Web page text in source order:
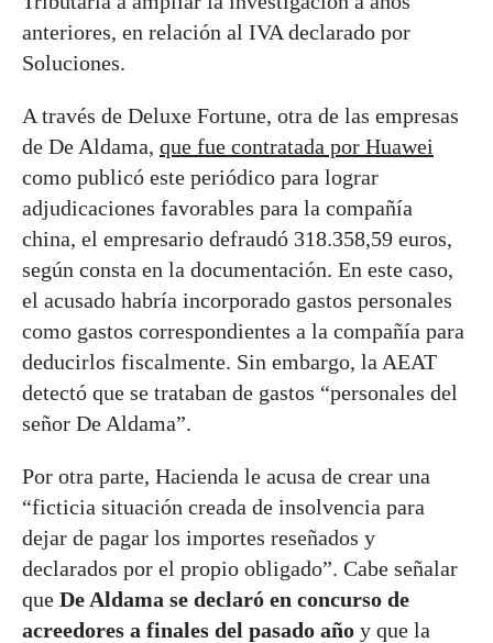
anteriores, en relación al IVA declarado por
Soluciones.
A través de Deluxe Fortune, otra de las empresas
de De Aldama, que fue contratada por Huawei
como publicó este periódico para lograr
adjudicaciones favorables para la compañía
china, el empresario defraudó 318.358,59 euros,
según consta en la documentación. En este caso,
el acusado habría incorporado gastos personales
como gastos correspondientes a la compañía para
deducirlos fiscalmente. Sin embargo, la AEAT
detectó que se trataban de gastos “personales del
señor De Aldama”.
Por otra parte, Hacienda le acusa de crear una
“ficticia situación creada de insolvencia para
dejar de pagar los importes reseñados y
declarados por el propio obligado”. Cabe señalar
que De Aldama se declaró en concurso de
acreedores a finales del pasado año y que la